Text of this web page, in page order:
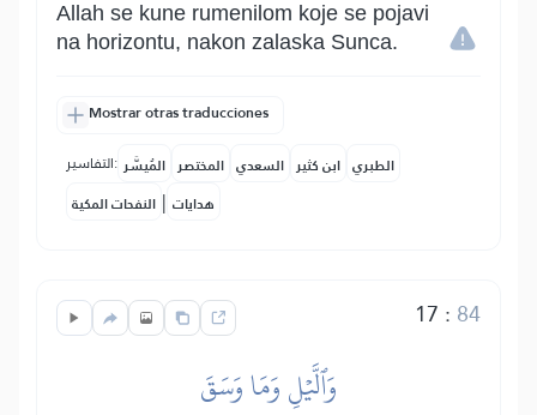
Allah se kune rumenilom koje se pojavi
na horizontu, nakon zalaska Sunca.
Mostrar otras traducciones
التفاسير: المُيسَّر المختصر السعدي ابن كثير الطبري
النفحات المكية | هدايات
17 : 84
وَٱلَّيۡلِ وَمَا وَسَقَ